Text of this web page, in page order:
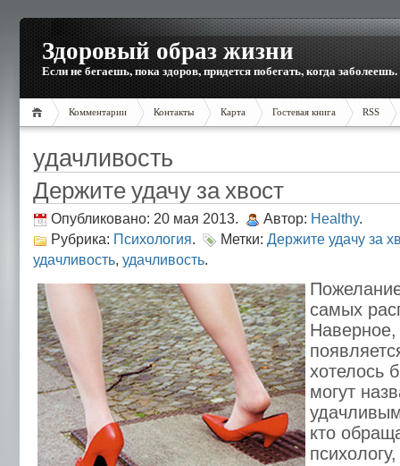
Здоровый образ жизни
Если не бегаешь, пока здоров, придется побегать, когда заболеешь.
Комментарии Контакты Карта Гостевая книга RSS
удачливость
Держите удачу за хвост
Опубликовано: 20 мая 2013. Автор: Healthy.
Рубрика: Психология. Метки: Держите удачу за
удачливость, удачливость.
самых
Наверное,
хотелось
могут
кто